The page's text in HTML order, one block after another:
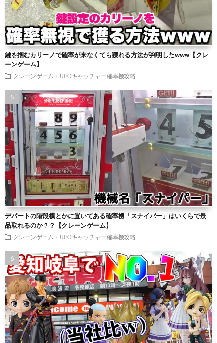
鍵を掴むカリーノで確率が来なくても獲れる方法が判明したwww【クレ
ーンゲーム】
クレーンゲーム・UFOキャッチャー確率機攻略
デパートの階段横とかに置いてある確率機「スナイパー」はいくらで景
品取れるのか？？【クレーンゲーム】
クレーンゲーム・UFOキャッチャー確率機攻略